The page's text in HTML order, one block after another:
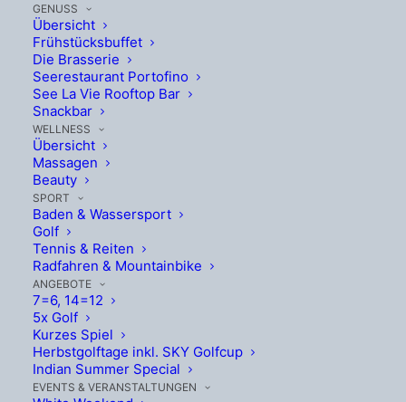
GENUSS
Übersicht
Frühstücksbuffet
Die Brasserie
Seerestaurant Portofino
See La Vie Rooftop Bar
Snackbar
WELLNESS
Übersicht
Massagen
Beauty
SPORT
Baden & Wassersport
Golf
Tennis & Reiten
Radfahren & Mountainbike
ANGEBOTE
7=6, 14=12
5x Golf
Kurzes Spiel
Herbstgolftage inkl. SKY Golfcup
Indian Summer Special
EVENTS & VERANSTALTUNGEN